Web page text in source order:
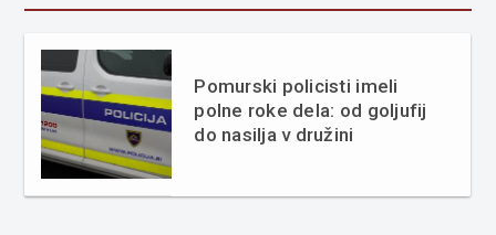
Pomurski policisti imeli
polne roke dela: od goljufij
do nasilja v družini